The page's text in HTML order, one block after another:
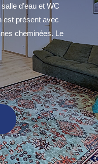
d’eau et WC
est présent avec
cheminées. Le